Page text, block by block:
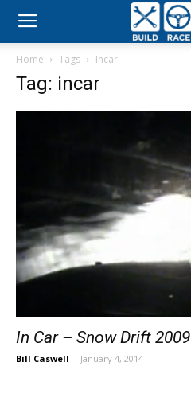
Build
Home Tags Incar
Tag: incar
In Car – Snow Drift 2009
Bill Caswell - January 4, 2014